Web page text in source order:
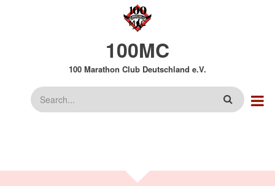
100MC
100 Marathon Club Deutschland e.V.
Suche